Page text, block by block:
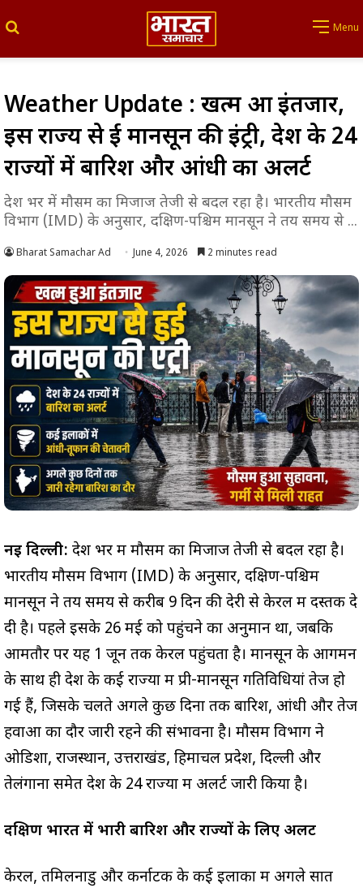
Menu
Weather Update : खत्म हुआ इंतजार,
इस राज्य से हुई मानसून की इंट्री, देश के 24
राज्यों में बारिश और आंधी का अलर्ट
देश भर में मौसम का मिजाज तेजी से बदल रहा है। भारतीय मौसम
विभाग (IMD) के अनुसार, दक्षिण-पश्चिम मानसून ने तय समय से ...
Bharat Samachar Ad June 4, 2026 2 minutes read
नई दिल्ली: देश भर में मौसम का मिजाज तेजी से बदल रहा है।
भारतीय मौसम विभाग (IMD) के अनुसार, दक्षिण-पश्चिम
मानसून ने तय समय से करीब 9 दिन की देरी से केरल में दस्तक दे
दी है। पहले इसके 26 मई को पहुंचने का अनुमान था, जबकि
आमतौर पर यह 1 जून तक केरल पहुंचता है। मानसून के आगमन
के साथ ही देश के कई राज्यों में प्री-मानसून गतिविधियां तेज हो
गई हैं, जिसके चलते अगले कुछ दिनों तक बारिश, आंधी और तेज
हवाओं का दौर जारी रहने की संभावना है। मौसम विभाग ने
ओडिशा, राजस्थान, उत्तराखंड, हिमाचल प्रदेश, दिल्ली और
तेलंगाना समेत देश के 24 राज्यों में अलर्ट जारी किया है।
दक्षिण भारत में भारी बारिश और राज्यों के लिए अलर्ट
केरल, तमिलनाडु और कर्नाटक के कई इलाकों में अगले सात